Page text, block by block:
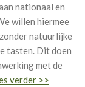
nationaal en
willen hiermee
natuurlijke
tasten. Dit doen
met de
verder >>